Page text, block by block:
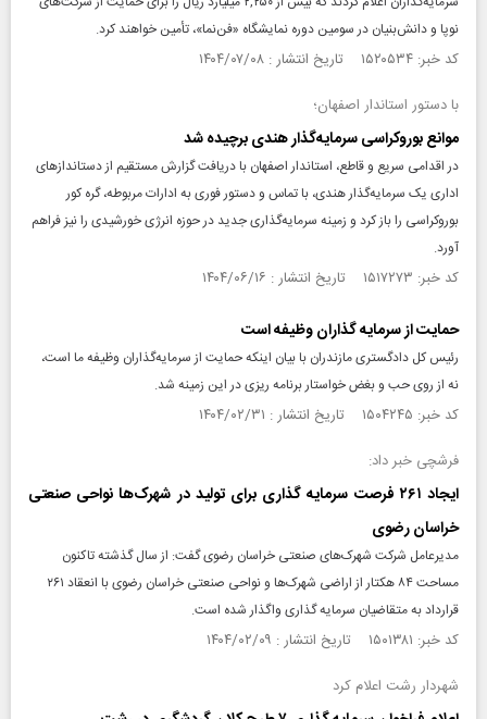
نوپا و دانش‌بنیان در سومین دوره نمایشگاه «فن‌نما»، تأمین خواهند کرد.
کد خبر: ۱۵۲۰۵۳۴ تاریخ انتشار : ۱۴۰۴/۰۷/۰۸
با دستور استاندار اصفهان؛
موانع بوروکراسی سرمایه‌گذار هندی برچیده شد
در اقدامی سریع و قاطع، استاندار اصفهان با دریافت گزارش مستقیم از دستاندازهای
اداری یک سرمایه‌گذار هندی، با تماس و دستور فوری به ادارات مربوطه، گره کور
بوروکراسی را باز کرد و زمینه سرمایه‌گذاری جدید در حوزه انرژی خورشیدی را نیز فراهم
آورد.
کد خبر: ۱۵۱۷۲۷۳ تاریخ انتشار : ۱۴۰۴/۰۶/۱۶
حمایت از سرمایه گذاران وظیفه است
رئیس کل دادگستری مازندران با بیان اینکه حمایت از سرمایه‌گذاران وظیفه ما است،
نه از روی حب و بغض خواستار برنامه ریزی در این زمینه شد.
کد خبر: ۱۵۰۴۲۴۵ تاریخ انتشار : ۱۴۰۴/۰۲/۳۱
فرشچی خبر داد:
ایجاد ۲۶۱ فرصت سرمایه گذاری برای تولید در شهرک‌ها نواحی صنعتی
خراسان رضوی
مدیرعامل شرکت شهرک‌های صنعتی خراسان رضوی گفت: از سال گذشته تاکنون
مساحت ۸۴ هکتار از اراضی شهرک‌ها و نواحی صنعتی خراسان رضوی با انعقاد ۲۶۱
قرارداد به متقاضیان سرمایه گذاری واگذار شده است.
کد خبر: ۱۵۰۱۳۸۱ تاریخ انتشار : ۱۴۰۴/۰۲/۰۹
شهردار رشت اعلام کرد